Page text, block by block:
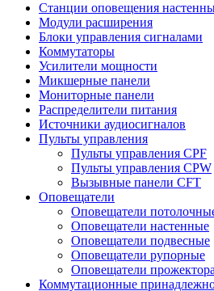
Станции оповещения
Модули расширения
Блоки управления сигналами
Коммутаторы
Усилители мощности
Микшерные панели
Мониторные панели
Распределители питания
Источники аудиосигналов
Пульты управления
Пульты управления CPF
Пульты управления CPW
Вызывные панели CFT
Оповещатели
Оповещатели
Оповещатели настенные
Оповещатели подвесные
Оповещатели рупорные
Оповещатели прожектора
Коммутационные